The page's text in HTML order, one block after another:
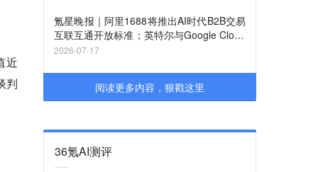
近
判
争
氪星晚报｜阿里1688将推出AI时代B2B交易
互联互通开放标准；英特尔与Google Cloud
宣布深化战略合作；铁路部门试点提前60天
2026-07-17
阅读更多内容，狠戳这里
36氪AI测评